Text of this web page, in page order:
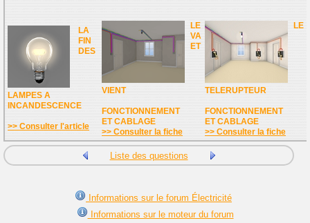
LA
FIN
DES
LAMPES A
INCANDESCENCE
>> Consulter l'article
LE
VA
ET
VIENT
FONCTIONNEMENT
ET CABLAGE
>> Consulter la fiche
LE
TELERUPTEUR
FONCTIONNEMENT
ET CABLAGE
>> Consulter la fiche
Liste des questions
Informations sur le forum Électricité
Informations sur le moteur du forum